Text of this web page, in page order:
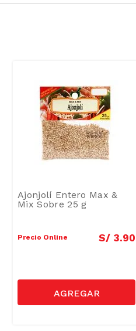
Ajonjolí Entero Max &
Mix Sobre 25 g
Precio Online S/ 3.90